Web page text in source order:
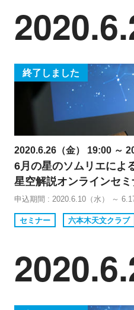
終了しました
2020.6.26（金） 19:00 ～
6月の星のソムリエによ
星空解説オンラインセミ
申込期間 : 2020.6.10（水） ～
セミナー 六本木天文クラブ